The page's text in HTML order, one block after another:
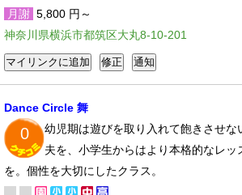
月謝 5,800 円～
神奈川県横浜市都筑区大丸8-10-201
Dance Circle 舞
0
幼児期は遊びを取り入れて飽きさせな
夫を、小学生からはより本格的なレッ
を。個性を大切にしたクラス。